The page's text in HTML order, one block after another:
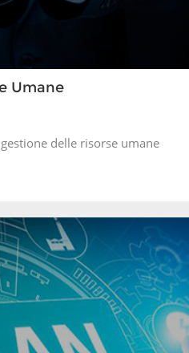
Umane
delle risorse umane